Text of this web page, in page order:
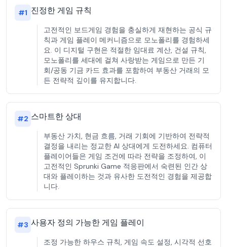
#1 진정한 게임 규칙
고전적인 보드게임 경험을 충실하게 재현하는 공식 규
칙과 게임 플레이 메커니즘으로 모노폴리를 경험하세
요. 이 디지털 구현은 적절한 임대료 계산, 건설 규칙,
모노폴리를 세대에 걸쳐 사랑받는 게임으로 만든 기
회/공동 기금 카드 효과를 포함하여 부동산 거래의 모
든 전략적 깊이를 유지합니다.
#2 스마트한 상대
부동산 가치, 현금 흐름, 거래 기회에 기반하여 전략적
결정을 내리는 정교한 AI 상대에게 도전하세요. 컴퓨터
플레이어들은 게임 조건에 따라 전략을 조정하여, 이
고전적인 Sprunki Game 적응판에서 숙련된 인간 상
대와 플레이하는 것과 유사한 도전적인 경험을 제공합
니다.
#3 사용자 정의 가능한 게임 플레이
조정 가능한 하우스 규칙, 게임 속도 설정, 시각적 선호